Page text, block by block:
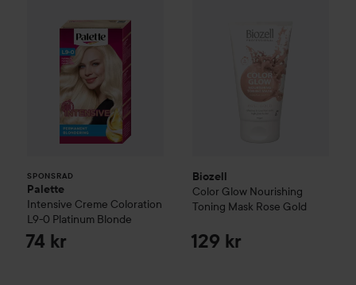
SPONSRAD
Palette
Intensive Creme Coloration
L9-0 Platinum Blonde
74 kr
Biozell
Color Glow Nourishing
Toning Mask Rose Gold
129 kr